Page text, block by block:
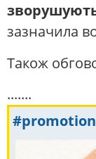
зазначила
Також
.......
#promotion